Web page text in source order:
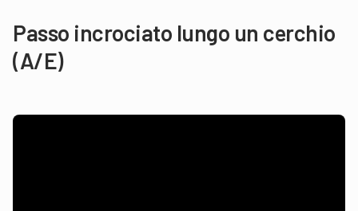
Passo incrociato lungo un cerchio
(A/E)